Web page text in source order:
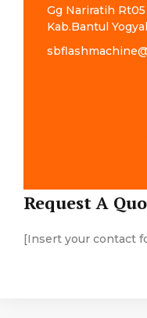
Gg Nariratih
Kab.Bantul
Request A
[Insert your contact